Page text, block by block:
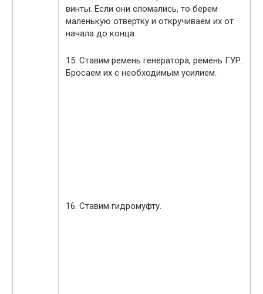
винты. Если они сломались, то берем
маленькую отвертку и откручиваем их от
начала до конца.
15. Ставим ремень генератора, ремень ГУР.
Бросаем их с необходимым усилием.
16. Ставим гидромуфту.